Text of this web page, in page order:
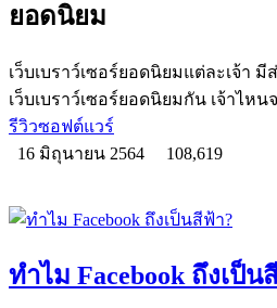
ยอดนิยม
เว็บเบราว์เซอร์ยอดนิยมแต่ละเจ้า มี
เว็บเบราว์เซอร์ยอดนิยมกัน เจ้าไห
รีวิวซอฟต์แวร์
16 มิถุนายน 2564
108,619
ทำไม Facebook ถึงเป็น